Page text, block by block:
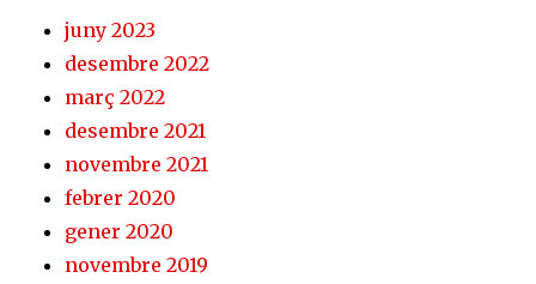
juny 2023
desembre 2022
març 2022
desembre 2021
novembre 2021
febrer 2020
gener 2020
novembre 2019